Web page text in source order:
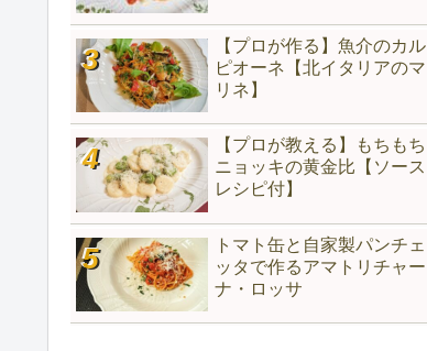
【プロが作る】魚介のカル
ピオーネ【北イタリアのマ
リネ】
【プロが教える】もちもち
ニョッキの黄金比【ソース
レシピ付】
トマト缶と自家製パンチェ
ッタで作るアマトリチャー
ナ・ロッサ